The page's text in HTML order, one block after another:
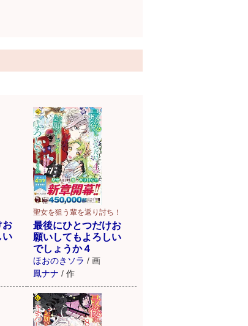
お
い
聖女を狙う輩を返り討ち！
最後にひとつだけお
願いしてもよろしい
でしょうか４
ほおのきソラ / 画
鳳ナナ / 作